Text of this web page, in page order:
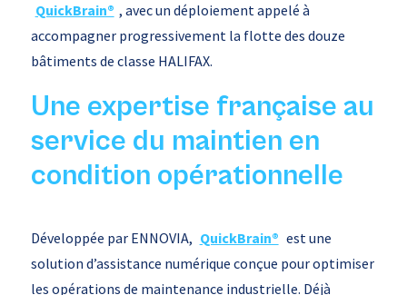
QuickBrain® , avec un déploiement appelé à
accompagner progressivement la flotte des douze
bâtiments de classe HALIFAX.
Une expertise française au
service du maintien en
condition opérationnelle
Développée par ENNOVIA, QuickBrain® est une
solution d’assistance numérique conçue pour optimiser
les opérations de maintenance industrielle. Déjà